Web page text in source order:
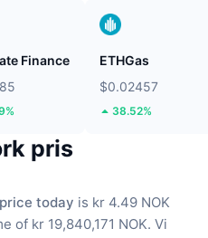
Finance
ETHGas
$0.02457
38.52%
pris
today is kr 4.49 NOK
of kr 19,840,171 NOK. Vi